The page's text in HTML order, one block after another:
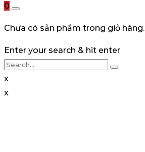
0
Chưa có sản phẩm trong giỏ hàng.
Enter your search & hit enter
x
x